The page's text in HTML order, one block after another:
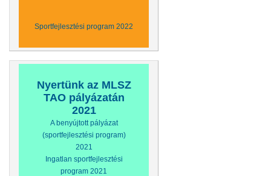
Sportfejlesztési program 2022
Nyertünk az MLSZ
TAO pályázatán
2021
A benyújtott pályázat
(sportfejlesztési program)
2021
Ingatlan sportfejlesztési
program 2021